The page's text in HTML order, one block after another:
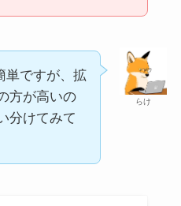
らけ
単ですが、拡
方が高いの
分けてみて